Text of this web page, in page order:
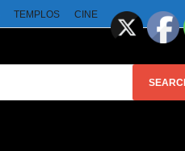
TEMPLOS CINE